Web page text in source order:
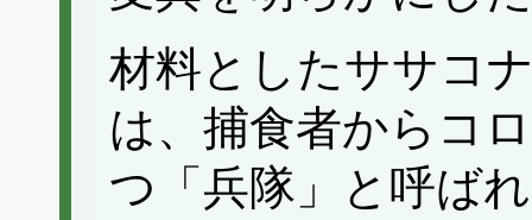
材料としたササコ
は、捕食者からコ
つ「兵隊」と呼ば